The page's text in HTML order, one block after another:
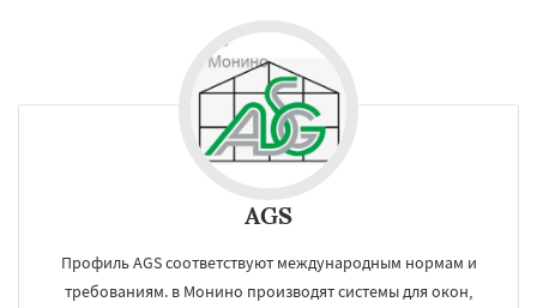
AGS
Профиль AGS соответствуют международным нормам и
требованиям. в Монино производят системы для окон,